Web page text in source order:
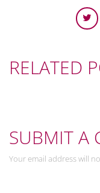
RELATED
SUBMIT A
Your email address will